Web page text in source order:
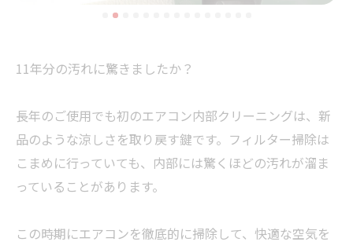
11年分の汚れに驚きましたか？
長年のご使用でも初のエアコン内部クリーニングは、新
品のような涼しさを取り戻す鍵です。フィルター掃除は
こまめに行っていても、内部には驚くほどの汚れが溜ま
っていることがあります。
この時期にエアコンを徹底的に掃除して、快適な空気を